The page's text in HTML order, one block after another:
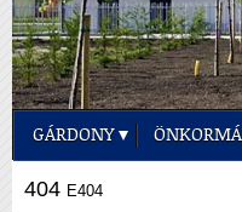
GÁRDONY
404 E404